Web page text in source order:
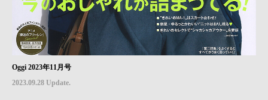
Oggi 2023年11月号
2023.09.28 Update.